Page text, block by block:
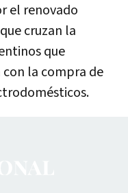
el renovado
cruzan la
que
con la compra de